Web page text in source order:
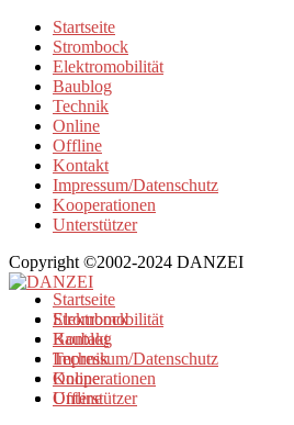
Startseite
Strombock
Elektromobilität
Baublog
Technik
Online
Offline
Kontakt
Impressum/Datenschutz
Kooperationen
Unterstützer
Copyright ©2002-2024 DANZEI
Startseite
Strombock
Kontakt
Impressum/Datenschutz
Kooperationen
Unterstützer
Elektromobilität
Baublog
Technik
Online
Offline